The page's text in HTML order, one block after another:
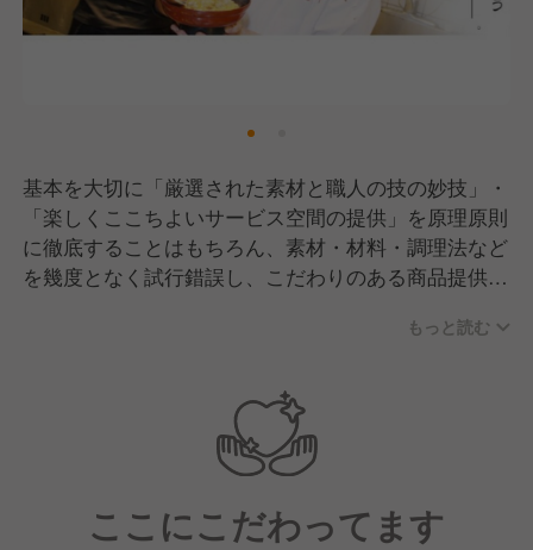
基本を大切に「厳選された素材と職人の技の妙技」・
「楽しくここちよいサービス空間の提供」を原理原則
に徹底することはもちろん、素材・材料・調理法など
を幾度となく試行錯誤し、こだわりのある商品提供を
もっと読む
ここにこだわってます